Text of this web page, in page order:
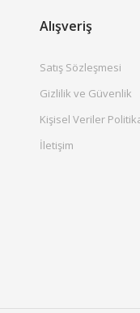
Alışveriş
Satış Sözleşmesi
Gizlilik ve Güvenlik
Kişisel Veriler
İletişim